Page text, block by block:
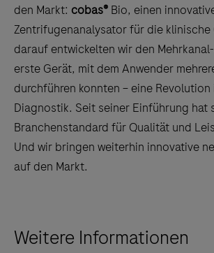
den Markt: cobas® Bio, einen
Zentrifugenanalysator für die klinische
darauf entwickelten wir den
erste Gerät, mit dem Anwender
durchführen konnten – eine
Diagnostik. Seit seiner Einführung hat
Branchenstandard für Qualität und
Und wir bringen weiterhin innovative
auf den Markt.
Weitere Informationen